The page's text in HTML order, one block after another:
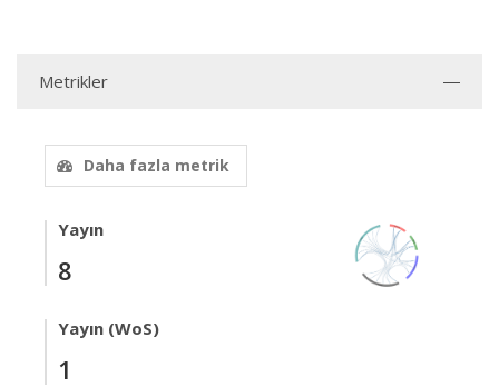
Metrikler
Daha fazla metrik
Yayın
8
Yayın (WoS)
1